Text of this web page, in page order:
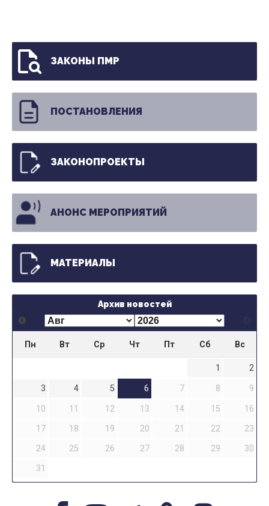
ЗАКОНЫ ПМР
ПОСТАНОВЛЕНИЯ
ЗАКОНОПРОЕКТЫ
АНОНС МЕРОПРИЯТИЙ
МАТЕРИАЛЫ
Архив новостей
Пн Вт Ср Чт Пт Сб Вс
1
2
3
4 5 6 7 8
9
10
11 12 13 14 15
16
17
18 19 20 21 22
23
24
25 26 27 28 29
30
31